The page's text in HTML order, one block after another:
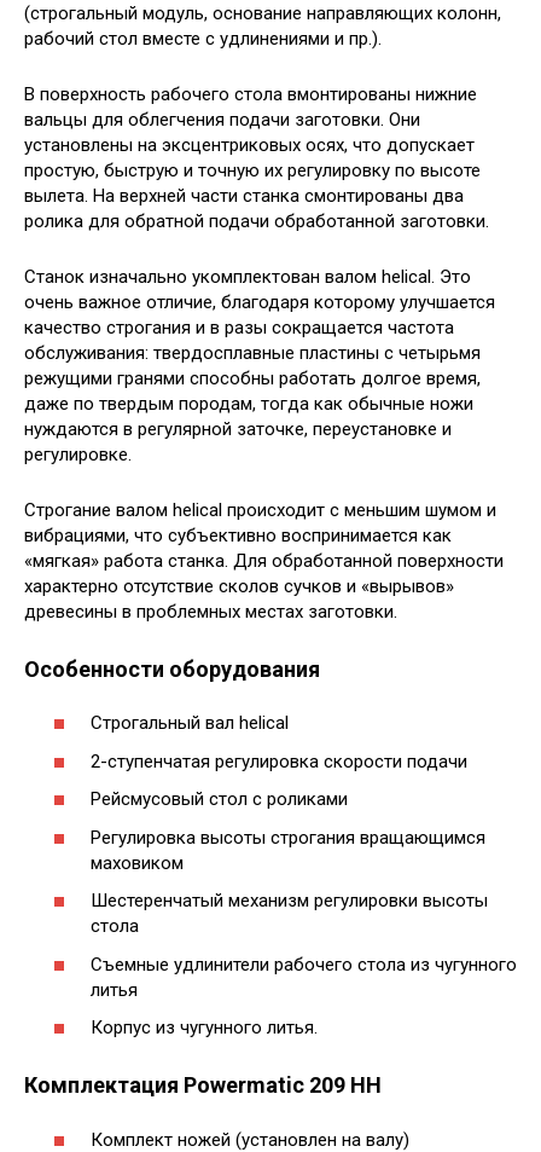
(строгальный модуль, основание направляющих колонн,
рабочий стол вместе с удлинениями и пр.).
В поверхность рабочего стола вмонтированы нижние
вальцы для облегчения подачи заготовки. Они
установлены на эксцентриковых осях, что допускает
простую, быструю и точную их регулировку по высоте
вылета. На верхней части станка смонтированы два
ролика для обратной подачи обработанной заготовки.
Станок изначально укомплектован валом helical. Это
очень важное отличие, благодаря которому улучшается
качество строгания и в разы сокращается частота
обслуживания: твердосплавные пластины с четырьмя
режущими гранями способны работать долгое время,
даже по твердым породам, тогда как обычные ножи
нуждаются в регулярной заточке, переустановке и
регулировке.
Строгание валом helical происходит с меньшим шумом и
вибрациями, что субъективно воспринимается как
«мягкая» работа станка. Для обработанной поверхности
характерно отсутствие сколов сучков и «вырывов»
древесины в проблемных местах заготовки.
Особенности оборудования
Строгальный вал helical
2-ступенчатая регулировка скорости подачи
Рейсмусовый стол с роликами
Регулировка высоты строгания вращающимся
маховиком
Шестеренчатый механизм регулировки высоты
стола
Съемные удлинители рабочего стола из чугунного
литья
Корпус из чугунного литья.
Комплектация Powermatic 209 HH
Комплект ножей (установлен на валу)